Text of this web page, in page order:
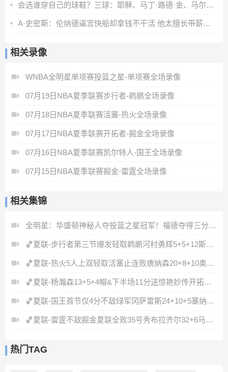
会选谁穿自己的球鞋？三球：耶稣、马丁·路德·金、马尔科姆·X
A·史密斯：伦纳德逼宫快船却拿钱不干活 他太擅长带薪休假了
相关录像
WNBA全明星单项赛投篮之星-单项赛全场录像
07月19日NBA夏季联赛步行者-鹈鹕全场录像
07月18日NBA夏季联赛活塞-热火全场录像
07月17日NBA夏季联赛开拓者-掘金全场录像
07月16日NBA夏季联赛凯尔特人-国王全场录像
07月15日NBA夏季联赛掘金-雷霆全场录像
相关集锦
全明星：华盛顿神秘人夺投篮之星冠军！福德夺得三分大赛冠军！
🏀夏联-步行者第三节爆发轻取鹈鹕河村勇辉5+5+12斯劳森22分
🏀夏联-热火5人上双轻取活塞止连败唐纳森20+8+10奥科里27分
🏀夏联-杨瀚森13+5+4帽&下半场11分送惊艳妙传开拓者力克掘金
🏀夏联-国王首节仅4分不敌绿军冈萨雷斯24+10+5塞纳克10+12
🏀夏联-雷霆不敌掘金夏联全败35号秀布拉齐尔32+6马拉14+7+6
热门TAG